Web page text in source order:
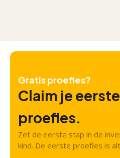
Gratis proefles?
Claim je
proefles.
Zet de eerste stap in de
kind. De eerste proefles is